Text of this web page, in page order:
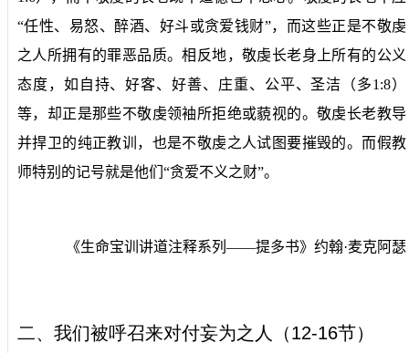
“任性、易怒、醉酒、好斗或贪爱钱财”，而这些正是不敬虔
之人所拥有的罪恶品质。相反地，敬虔长老身上所有的公义
态度，如自持、好客、好善、庄重、公平、圣洁（多1:8）
等，却正是那些不敬虔领袖所拒绝或藐视的。敬虔长老教导
并捍卫的纯正教训，也是不敬虔之人试图要摧毁的。而假教
师特别的记号就是他们“贪爱不义之财”。
《生命宝训讲道注释系列——提多书》约翰·麦克阿瑟
二、我们被呼召来对付妄为之人（12-16节）